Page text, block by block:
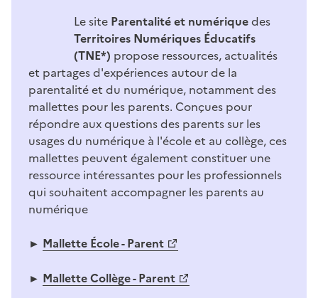
ImageLe site Parentalité et numériquedes
Territoires Numériques Éducatifs
(TNE*) propose ressources, actualités
et partages d'expériences autour de la
parentalité et du numérique, notamment des
mallettes pour les parents. Conçues pour
répondre aux questions des parents sur les
usages du numérique à l'école et au collège, ces
mallettes peuvent également constituer une
ressource intéressantes pour les professionnels
qui souhaitent accompagner les parents au
numérique
► Mallette École - Parent
► Mallette Collège - Parent